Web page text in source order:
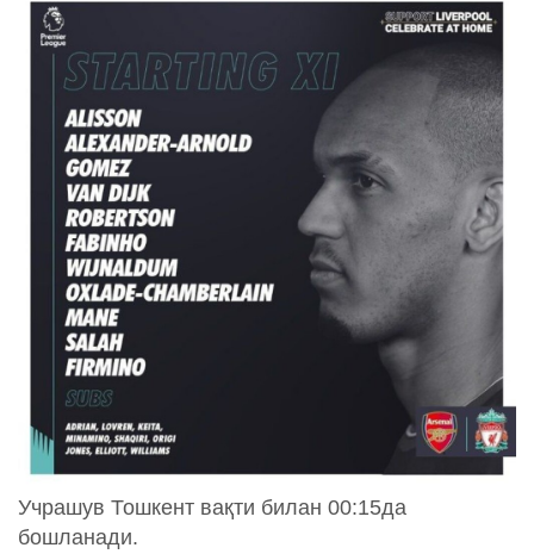
Учрашув Тошкент вақти билан 00:15да
бошланади.